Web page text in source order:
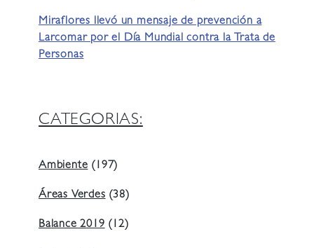
Miraflores llevó un mensaje de prevención a
Larcomar por el Día Mundial contra la Trata de
Personas
CATEGORIAS:
Ambiente (197)
Áreas Verdes (38)
Balance 2019 (12)